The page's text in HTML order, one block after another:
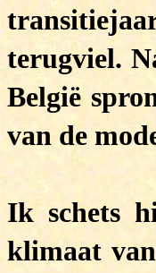
terugviel.
België
van de
Ik schets
klimaat